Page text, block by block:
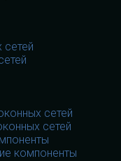
сетей
сетей
компоненты